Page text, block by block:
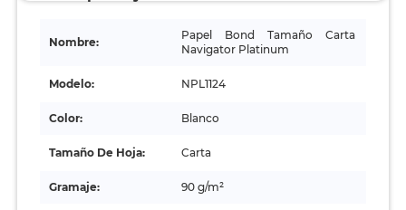
Nombre:
Papel Bond Tamaño Carta
Navigator Platinum
Modelo: NPL1124
Color: Blanco
Tamaño De Hoja: Carta
Gramaje: 90 g/m²